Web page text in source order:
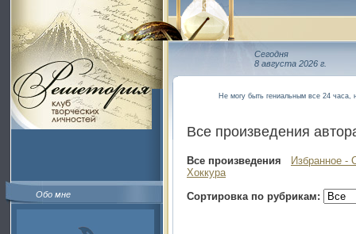
Обо мне
Сегодня
8 августа 2026 г.
Не могу быть гениальным все 24 часа,
Все произведения
Все произведения
Избранное -
Хоккура
Сортировка по рубрикам: